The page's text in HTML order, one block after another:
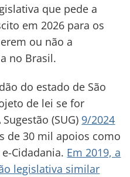
que pede a
em 2026 para os
ou não a
no Brasil.
do estado de São
de lei se for
(SUG) 9/2024
de 30 mil apoios como
Cidadania. Em 2019, a
legislativa similar